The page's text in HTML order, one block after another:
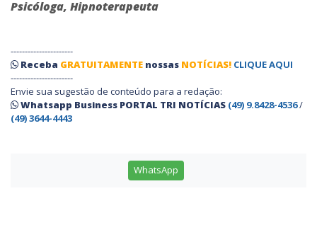
Psicóloga, Hipnoterapeuta
----------------------
Receba GRATUITAMENTE nossas NOTÍCIAS! CLIQUE AQUI
----------------------
Envie sua sugestão de conteúdo para a redação:
Whatsapp Business PORTAL TRI NOTÍCIAS (49) 9.8428-4536/
(49) 3644-4443
WhatsApp